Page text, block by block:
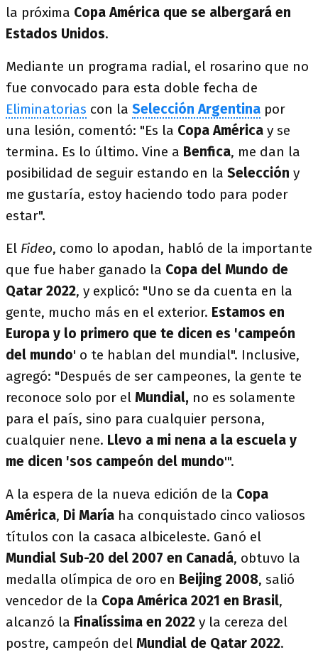
la próxima Copa América que se albergará en
Estados Unidos.
Mediante un programa radial, el rosarino que no
fue convocado para esta doble fecha de
Eliminatorias con la Selección Argentina por
una lesión, comentó: "Es la Copa América y se
termina. Es lo último. Vine a Benfica, me dan la
posibilidad de seguir estando en la Selección y
me gustaría, estoy haciendo todo para poder
estar".
El Fideo, como lo apodan, habló de la importante
que fue haber ganado la Copa del Mundo de
Qatar 2022, y explicó: "Uno se da cuenta en la
gente, mucho más en el exterior. Estamos en
Europa y lo primero que te dicen es 'campeón
del mundo' o te hablan del mundial". Inclusive,
agregó: "Después de ser campeones, la gente te
reconoce solo por el Mundial, no es solamente
para el país, sino para cualquier persona,
cualquier nene. Llevo a mi nena a la escuela y
me dicen 'sos campeón del mundo'".
A la espera de la nueva edición de la Copa
América, Di María ha conquistado cinco valiosos
títulos con la casaca albiceleste. Ganó el
Mundial Sub-20 del 2007 en Canadá, obtuvo la
medalla olímpica de oro en Beijing 2008, salió
vencedor de la Copa América 2021 en Brasil,
alcanzó la Finalíssima en 2022 y la cereza del
postre, campeón del Mundial de Qatar 2022.